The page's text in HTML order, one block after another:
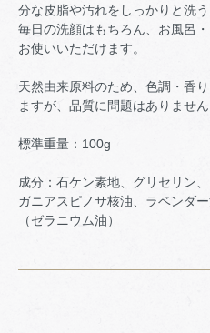
分な皮脂や汚れをしっかりと洗う
毎日の洗顔はもちろん、お風呂
お使いいただけます。
天然由来原料のため、色調・香
ますが、品質に問題はありません
標準重量：100g
成分：石ケン素地、グリセリン
ガニアスピノサ核油、ラベンダ
（ゼラニウム油）